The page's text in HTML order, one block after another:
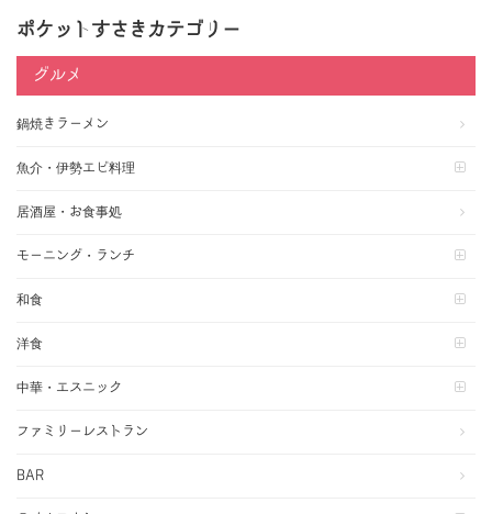
ポケットすさきカテゴリー
グルメ
鍋焼きラーメン
魚介・伊勢エビ料理
居酒屋・お食事処
モーニング・ランチ
和食
洋食
中華・エスニック
ファミリーレストラン
BAR